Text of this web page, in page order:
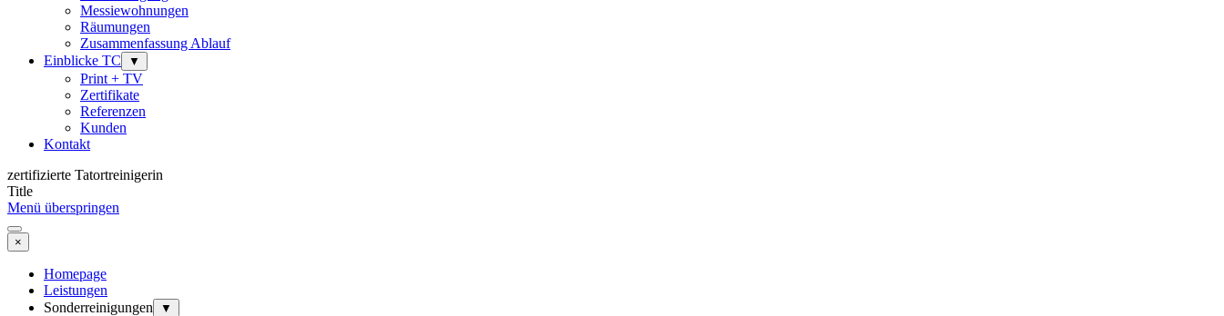
Messiewohnungen
Räumungen
Zusammenfassung Ablauf
Einblicke TC
▼
Print + TV
Zertifikate
Referenzen
Kunden
Kontakt
zertifizierte Tatortreinigerin
Title
Menü überspringen
×
Homepage
Leistungen
Sonderreinigungen
▼